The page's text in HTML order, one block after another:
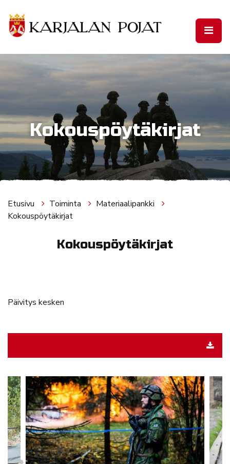
Kokouspöytäkirjat
Etusivu Toiminta
Materiaalipankki
Kokouspöytäkirjat
Kokouspöytäkirjat
Päivitys kesken